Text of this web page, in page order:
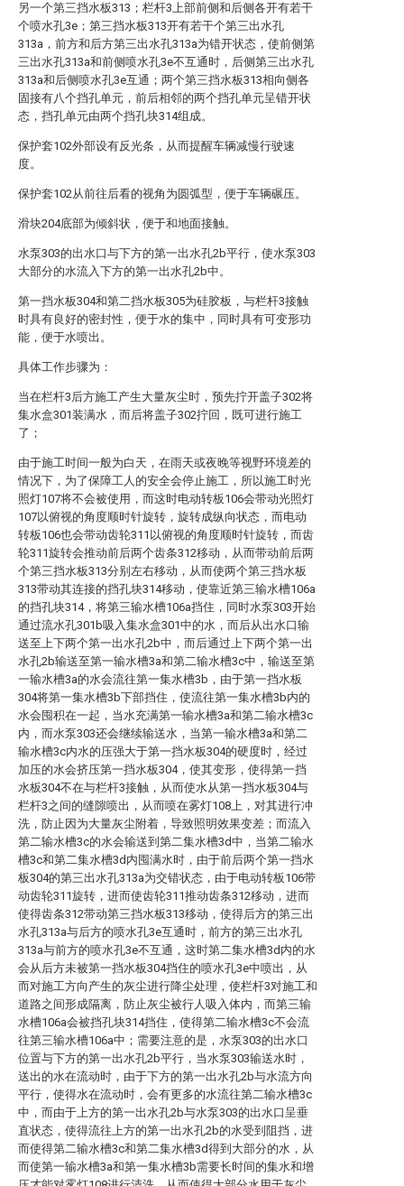
另一个第三挡水板313；栏杆3上部前侧和后侧各开有若干
个喷水孔3e；第三挡水板313开有若干个第三出水孔
313a，前方和后方第三出水孔313a为错开状态，使前侧第
三出水孔313a和前侧喷水孔3e不互通时，后侧第三出水孔
313a和后侧喷水孔3e互通；两个第三挡水板313相向侧各
固接有八个挡孔单元，前后相邻的两个挡孔单元呈错开状
态，挡孔单元由两个挡孔块314组成。
保护套102外部设有反光条，从而提醒车辆减慢行驶速
度。
保护套102从前往后看的视角为圆弧型，便于车辆碾压。
滑块204底部为倾斜状，便于和地面接触。
水泵303的出水口与下方的第一出水孔2b平行，使水泵303
大部分的水流入下方的第一出水孔2b中。
第一挡水板304和第二挡水板305为硅胶板，与栏杆3接触
时具有良好的密封性，便于水的集中，同时具有可变形功
能，便于水喷出。
具体工作步骤为：
当在栏杆3后方施工产生大量灰尘时，预先拧开盖子302将
集水盒301装满水，而后将盖子302拧回，既可进行施工
了；
由于施工时间一般为白天，在雨天或夜晚等视野环境差的
情况下，为了保障工人的安全会停止施工，所以施工时光
照灯107将不会被使用，而这时电动转板106会带动光照灯
107以俯视的角度顺时针旋转，旋转成纵向状态，而电动
转板106也会带动齿轮311以俯视的角度顺时针旋转，而齿
轮311旋转会推动前后两个齿条312移动，从而带动前后两
个第三挡水板313分别左右移动，从而使两个第三挡水板
313带动其连接的挡孔块314移动，使靠近第三输水槽106a
的挡孔块314，将第三输水槽106a挡住，同时水泵303开始
通过流水孔301b吸入集水盒301中的水，而后从出水口输
送至上下两个第一出水孔2b中，而后通过上下两个第一出
水孔2b输送至第一输水槽3a和第二输水槽3c中，输送至第
一输水槽3a的水会流往第一集水槽3b，由于第一挡水板
304将第一集水槽3b下部挡住，使流往第一集水槽3b内的
水会囤积在一起，当水充满第一输水槽3a和第二输水槽3c
内，而水泵303还会继续输送水，当第一输水槽3a和第二
输水槽3c内水的压强大于第一挡水板304的硬度时，经过
加压的水会挤压第一挡水板304，使其变形，使得第一挡
水板304不在与栏杆3接触，从而使水从第一挡水板304与
栏杆3之间的缝隙喷出，从而喷在雾灯108上，对其进行冲
洗，防止因为大量灰尘附着，导致照明效果变差；而流入
第二输水槽3c的水会输送到第二集水槽3d中，当第二输水
槽3c和第二集水槽3d内囤满水时，由于前后两个第一挡水
板304的第三出水孔313a为交错状态，由于电动转板106带
动齿轮311旋转，进而使齿轮311推动齿条312移动，进而
使得齿条312带动第三挡水板313移动，使得后方的第三出
水孔313a与后方的喷水孔3e互通时，前方的第三出水孔
313a与前方的喷水孔3e不互通，这时第二集水槽3d内的水
会从后方未被第一挡水板304挡住的喷水孔3e中喷出，从
而对施工方向产生的灰尘进行降尘处理，使栏杆3对施工和
道路之间形成隔离，防止灰尘被行人吸入体内，而第三输
水槽106a会被挡孔块314挡住，使得第二输水槽3c不会流
往第三输水槽106a中；需要注意的是，水泵303的出水口
位置与下方的第一出水孔2b平行，当水泵303输送水时，
送出的水在流动时，由于下方的第一出水孔2b与水流方向
平行，使得水在流动时，会有更多的水流往第二输水槽3c
中，而由于上方的第一出水孔2b与水泵303的出水口呈垂
直状态，使得流往上方的第一出水孔2b的水受到阻挡，进
而使得第二输水槽3c和第二集水槽3d得到大部分的水，从
而使第一输水槽3a和第一集水槽3b需要长时间的集水和增